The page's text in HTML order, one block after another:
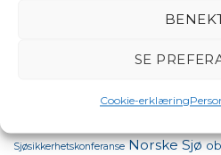
SE
Cookie-erklæring
kvinner til sjøs miljø
Maritim
Sjøsikkerhetskonferanse Norske Sjø